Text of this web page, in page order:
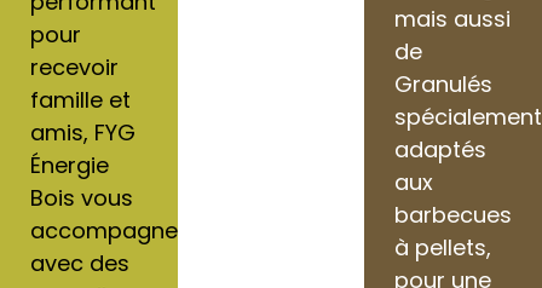
pour
recevoir
famille et
amis, FYG
Énergie
Bois vous
accompagne
avec des
mais aussi
de
Granulés
spécialement
adaptés
aux
barbecues
à pellets,
pour une